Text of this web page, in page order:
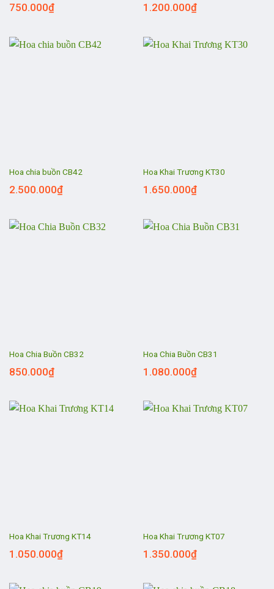
750.000₫ 1.200.000₫
Hoa chia buồn CB42
2.500.000₫
Hoa Khai Trương KT30
1.650.000₫
Hoa Chia Buồn CB32
850.000₫
Hoa Chia Buồn CB31
1.080.000₫
Hoa Khai Trương KT14
1.050.000₫
Hoa Khai Trương KT07
1.350.000₫